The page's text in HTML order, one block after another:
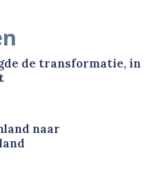
de transformatie, in
naar